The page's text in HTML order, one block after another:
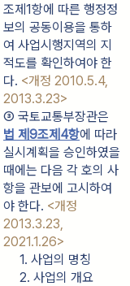
조제1항에 따른 행정정
보의 공동이용을 통하
여 사업시행지역의 지
적도를 확인하여야 한
다. <개정 2010.5.4,
2013.3.23>
법 제9조제4항에 따라
실시계획을 승인하였을
때에는 다음 각 호의 사
항을 관보에 고시하여
야 한다. <개정
2013.3.23,
2021.1.26>
1. 사업의 명칭
2. 사업의 개요